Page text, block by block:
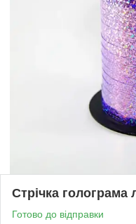
Стрічка голограма
Готово до відправки